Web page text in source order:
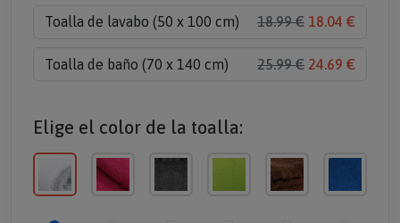
Toalla de lavabo (50 x 100 cm) 18.99 € 18.04 €
Toalla de baño (70 x 140 cm) 25.99 € 24.69 €
Elige el color de la toalla: